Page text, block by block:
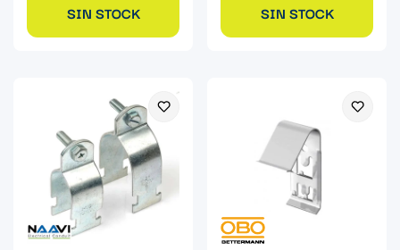
SIN STOCK SIN STOCK